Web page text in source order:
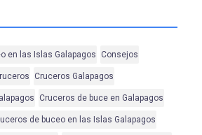
en las Islas Galapagos Consejos
Cruceros Galapagos
Cruceros de buce en Galapagos
de buceo en las Islas Galapagos